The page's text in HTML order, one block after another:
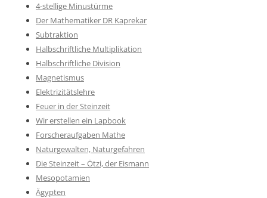
4-stellige Minustürme
Der Mathematiker DR Kaprekar
Subtraktion
Halbschriftliche Multiplikation
Halbschriftliche Division
Magnetismus
Elektrizitätslehre
Feuer in der Steinzeit
Wir erstellen ein Lapbook
Forscheraufgaben Mathe
Naturgewalten, Naturgefahren
Die Steinzeit – Ötzi, der Eismann
Mesopotamien
Ägypten